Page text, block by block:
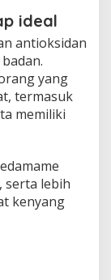
ideal
antioksidan
yang
termasuk
memiliki
serta lebih
kenyang